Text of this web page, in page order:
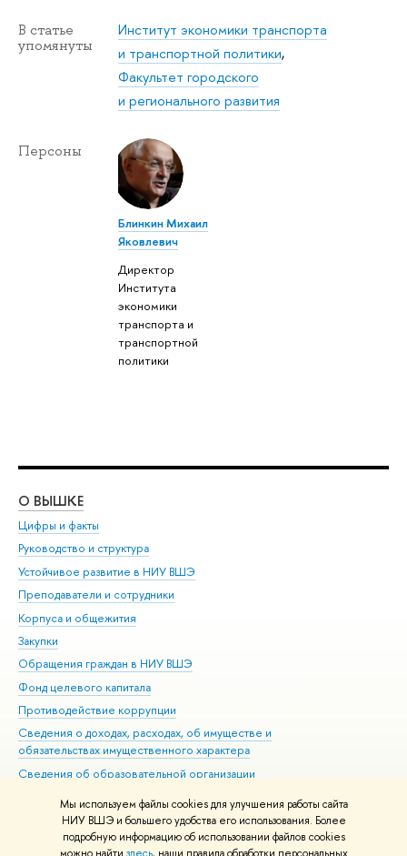
Мы используем файлы cookies для улучшения работы сайта
НИУ ВШЭ и большего удобства его использования. Более
подробную информацию об использовании файлов cookies
В статье
упомянуты
Институт экономики транспорта
и транспортной политики,
Факультет городского
и регионального развития
Персоны
Блинкин Михаил
Яковлевич
Директор
Института
экономики
транспорта и
транспортной
политики
О ВЫШКЕ
Цифры и факты
Руководство и структура
Устойчивое развитие в НИУ ВШЭ
Преподаватели и сотрудники
Корпуса и общежития
Закупки
Обращения граждан в НИУ ВШЭ
Фонд целевого капитала
Противодействие коррупции
Сведения о доходах, расходах, об имуществе и
обязательствах имущественного характера
Сведения об образовательной организации
Людям с ограниченными возможностями здоровья
Единая платежная страница
Работа в Вышке